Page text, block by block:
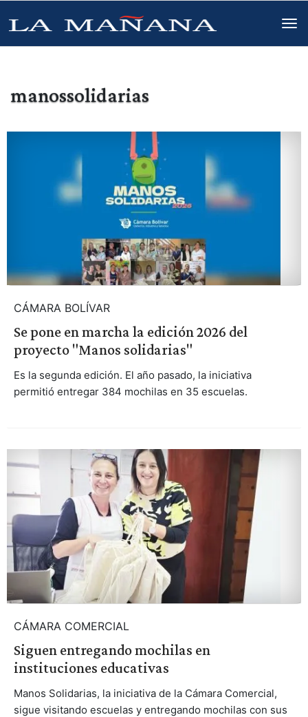
manossolidarias
CÁMARA BOLÍVAR
Se pone en marcha la edición 2026 del
proyecto "Manos solidarias"
Es la segunda edición. El año pasado, la iniciativa
permitió entregar 384 mochilas en 35 escuelas.
CÁMARA COMERCIAL
Siguen entregando mochilas en
instituciones educativas
Manos Solidarias, la iniciativa de la Cámara Comercial,
sigue visitando escuelas y entregando mochilas con sus